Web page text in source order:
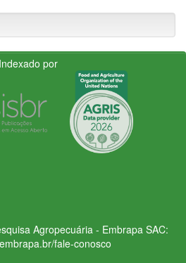
Indexado por
Agropecuária - Embrapa SAC:
fale-conosco